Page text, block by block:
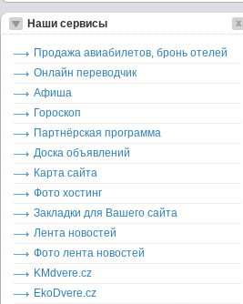
Наши сервисы
Продажа авиабилетов, бронь отелей
Онлайн переводчик
Афиша
Гороскоп
Партнёрская программа
Доска объявлений
Карта сайта
Фото хостинг
Закладки для Вашего сайта
Лента новостей
Фото лента новостей
KMdvere.cz
EkoDvere.cz